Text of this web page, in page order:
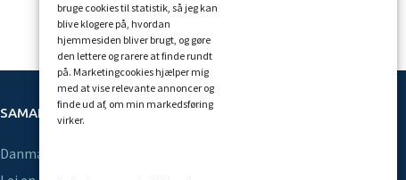
bruge cookies til statistik, så jeg kan
blive klogere på, hvordan
hjemmesiden bliver brugt, og gøre
den lettere og rarere at finde rundt
på. Marketingcookies hjælper mig
med at vise relevante annoncer og
finde ud af, om min markedsføring
virker.
SAMARBEJDSPARTNERE JEG ANBEFALER
Danmarks bedste astrolog